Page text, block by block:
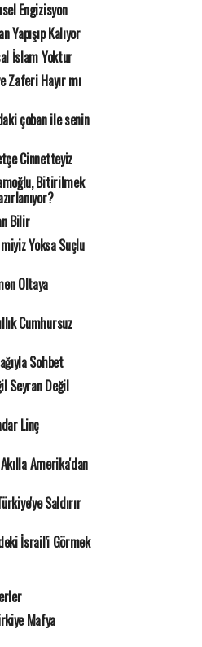
Engizisyon
Yapışıp Kalıyor
İslam Yoktur
Zaferi Hayır mı
çoban ile senin
Cinnetteyiz
Bitirilmek
Bilir
Yoksa Suçlu
Oltaya
Cumhursuz
Sohbet
Seyran Değil
Linç
Amerika'dan
Saldırır
İsrail'i Görmek
Mafya